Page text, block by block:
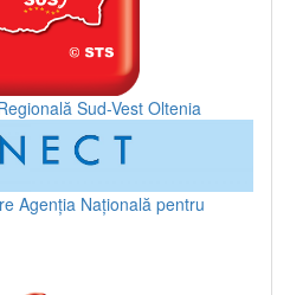
Sud-Vest Oltenia
Agenția Națională pentru